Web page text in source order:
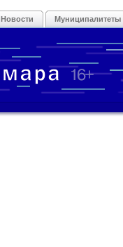
Новости Муниципалитеты